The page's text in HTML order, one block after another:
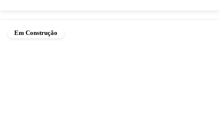
Em Construção